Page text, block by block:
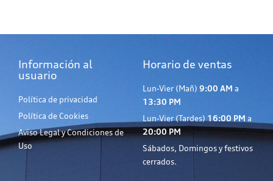
Información al
usuario
Política de privacidad
Política de Cookies
Aviso Legal y Condiciones de
Uso
Horario de ventas
Lun-Vier (Mañ) 9:00 AM a
13:30 PM
Lun-Vier (Tardes) 16:00 PM a
20:00 PM
Sábados, Domingos y festivos
cerrados.